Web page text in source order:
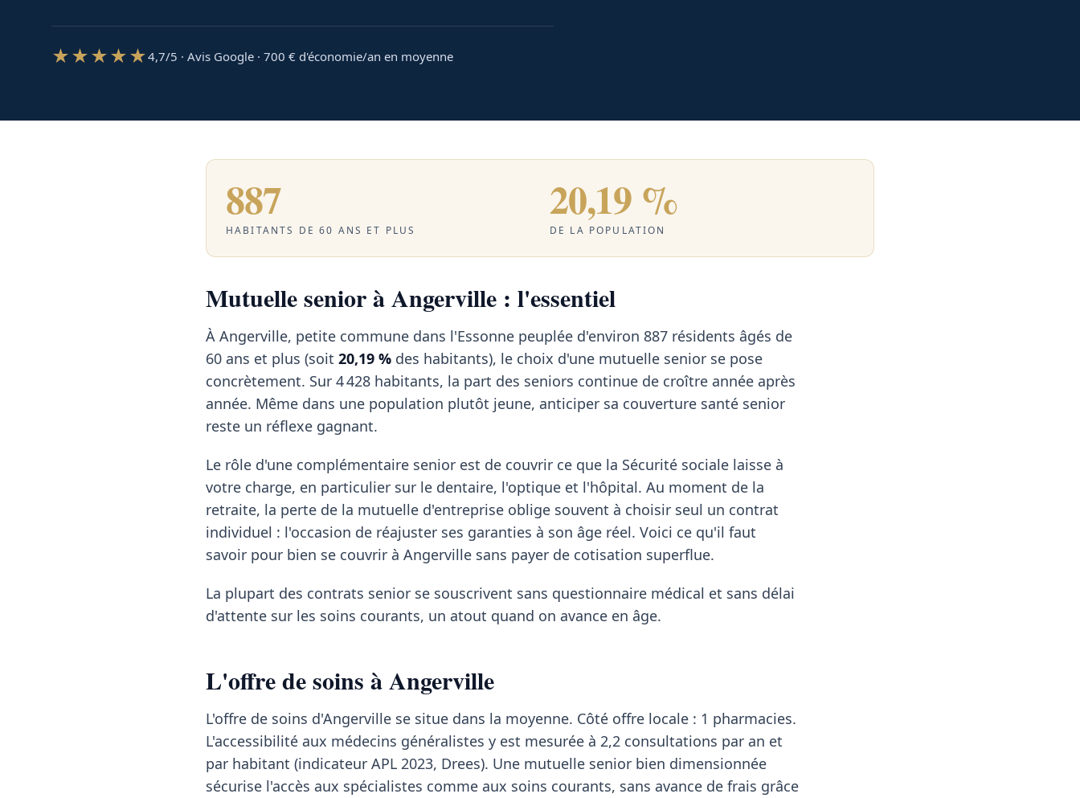
★★★★★4,7/5 · Avis Google · 700 € d'économie/an en moyenne
887
HABITANTS DE 60 ANS ET PLUS
20,19 %
DE LA POPULATION
Mutuelle senior à Angerville : l'essentiel
À Angerville, petite commune dans l'Essonne peuplée d'environ 887 résidents âgés de
60 ans et plus (soit 20,19 % des habitants), le choix d'une mutuelle senior se pose
concrètement. Sur 4 428 habitants, la part des seniors continue de croître année après
année. Même dans une population plutôt jeune, anticiper sa couverture santé senior
reste un réflexe gagnant.
Le rôle d'une complémentaire senior est de couvrir ce que la Sécurité sociale laisse à
votre charge, en particulier sur le dentaire, l'optique et l'hôpital. Au moment de la
retraite, la perte de la mutuelle d'entreprise oblige souvent à choisir seul un contrat
individuel : l'occasion de réajuster ses garanties à son âge réel. Voici ce qu'il faut
savoir pour bien se couvrir à Angerville sans payer de cotisation superflue.
La plupart des contrats senior se souscrivent sans questionnaire médical et sans délai
d'attente sur les soins courants, un atout quand on avance en âge.
L'offre de soins à Angerville
L'offre de soins d'Angerville se situe dans la moyenne. Côté offre locale : 1 pharmacies.
L'accessibilité aux médecins généralistes y est mesurée à 2,2 consultations par an et
par habitant (indicateur APL 2023, Drees). Une mutuelle senior bien dimensionnée
sécurise l'accès aux spécialistes comme aux soins courants, sans avance de frais grâce